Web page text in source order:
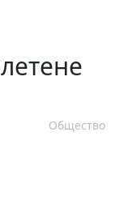
Общество